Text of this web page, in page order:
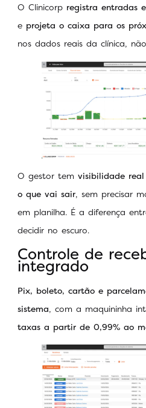
O Clinicorp registra entradas
e projeta o caixa para os
nos dados reais da clínica,
O gestor tem visibilidade
o que vai sair, sem precisar
em planilha. É a diferença
decidir no escuro.
Controle de
integrado
Pix, boleto, cartão e
sistema, com a maquininha
taxas a partir de 0,99% ao